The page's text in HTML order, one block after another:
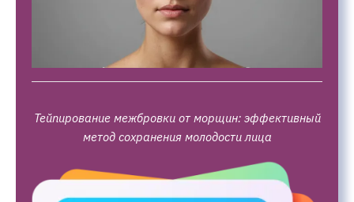
Тейпирование межбровки от морщин: эффективный
метод сохранения молодости лица